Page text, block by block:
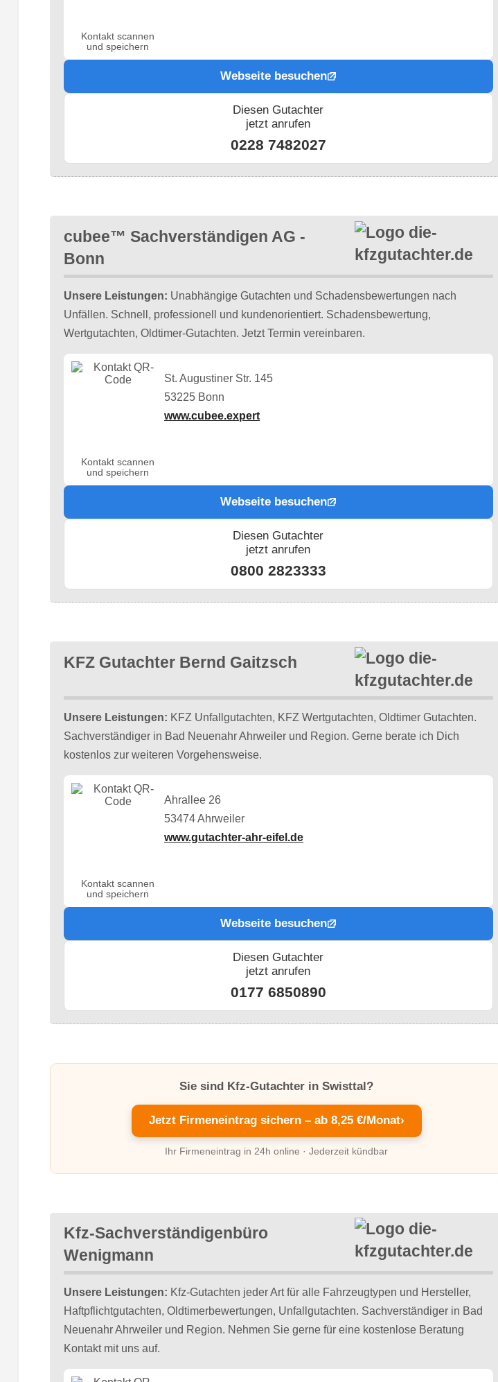
Kontakt scannen
und speichern
Webseite besuchen
Diesen Gutachter
jetzt anrufen
0228 7482027
cubee™ Sachverständigen AG -
Bonn
Unsere Leistungen: Unabhängige Gutachten und Schadensbewertungen nach
Unfällen. Schnell, professionell und kundenorientiert. Schadensbewertung,
Wertgutachten, Oldtimer-Gutachten. Jetzt Termin vereinbaren.
Kontakt scannen
und speichern
St. Augustiner Str. 145
53225 Bonn
www.cubee.expert
Webseite besuchen
Diesen Gutachter
jetzt anrufen
0800 2823333
KFZ Gutachter Bernd Gaitzsch
Unsere Leistungen: KFZ Unfallgutachten, KFZ Wertgutachten, Oldtimer Gutachten.
Sachverständiger in Bad Neuenahr Ahrweiler und Region. Gerne berate ich Dich
kostenlos zur weiteren Vorgehensweise.
Kontakt scannen
und speichern
Ahrallee 26
53474 Ahrweiler
www.gutachter-ahr-eifel.de
Webseite besuchen
Diesen Gutachter
jetzt anrufen
0177 6850890
Sie sind Kfz-Gutachter in Swisttal?
Jetzt Firmeneintrag sichern – ab 8,25 €/Monat›
Ihr Firmeneintrag in 24h online · Jederzeit kündbar
Kfz-Sachverständigenbüro
Wenigmann
Unsere Leistungen: Kfz-Gutachten jeder Art für alle Fahrzeugtypen und Hersteller,
Haftpflichtgutachten, Oldtimerbewertungen, Unfallgutachten. Sachverständiger in Bad
Neuenahr Ahrweiler und Region. Nehmen Sie gerne für eine kostenlose Beratung
Kontakt mit uns auf.